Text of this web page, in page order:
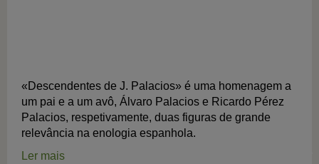
«Descendentes de J. Palacios» é uma homenagem a
um pai e a um avô, Álvaro Palacios e Ricardo Pérez
Palacios, respetivamente, duas figuras de grande
relevância na enologia espanhola.
Ler mais